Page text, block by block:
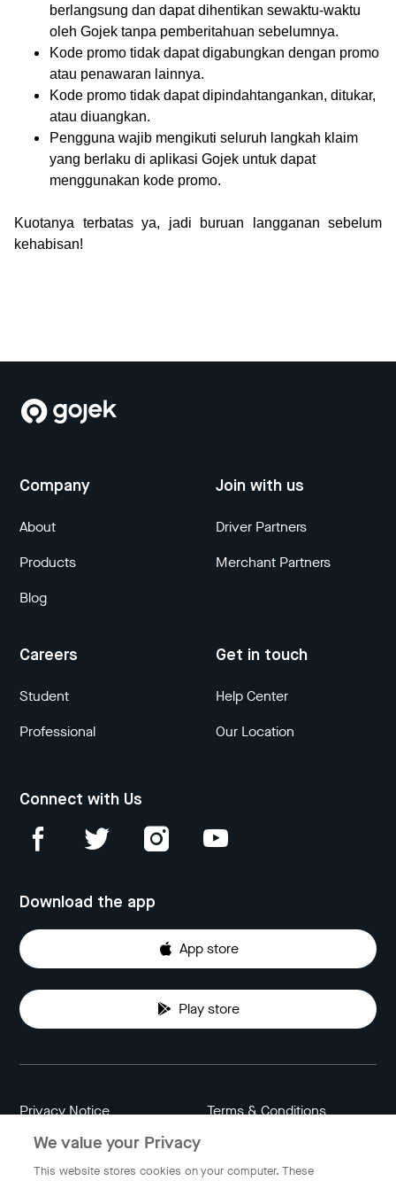
berlangsung dan dapat dihentikan sewaktu-waktu
oleh Gojek tanpa pemberitahuan sebelumnya.
Kode promo tidak dapat digabungkan dengan promo
atau penawaran lainnya.
Kode promo tidak dapat dipindahtangankan, ditukar,
atau diuangkan.
Pengguna wajib mengikuti seluruh langkah klaim
yang berlaku di aplikasi Gojek untuk dapat
menggunakan kode promo.
Kuotanya terbatas ya, jadi buruan langganan sebelum
kehabisan!
Company
About
Products
Blog
Join with us
Driver Partners
Merchant Partners
Careers
Student
Professional
Get in touch
Help Center
Our Location
Connect with Us
Download the app
App store
Play store
Privacy Notice Terms & Conditions
Data Attribution
We value your Privacy
This website stores cookies on your computer. These